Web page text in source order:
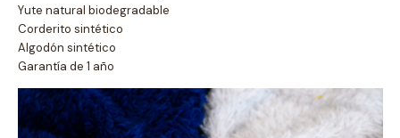
Yute natural biodegradable
Corderito sintético
Algodón sintético
Garantía de 1 año